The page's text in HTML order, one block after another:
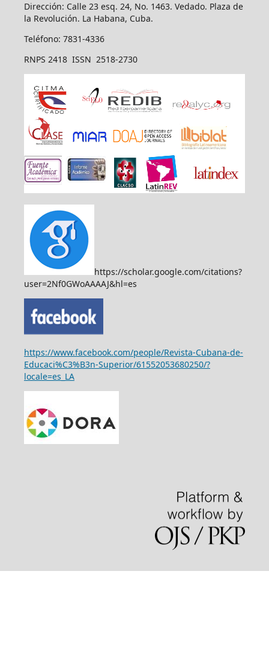
Dirección: Calle 23 esq. 24, No. 1463. Vedado. Plaza de
la Revolución. La Habana, Cuba.
Teléfono: 7831-4336
RNPS 2418 ISSN 2518-2730
https://scholar.google.com/citations?
user=2Nf0GWoAAAAJ&hl=es
https://www.facebook.com/people/Revista-Cubana-de-
Educaci%C3%B3n-Superior/61552053680250/?
locale=es_LA